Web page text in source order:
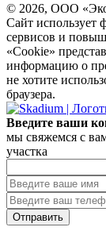
© 2026, ООО
Сайт использует
сервисов и
«Cookie»
информацию о
не хотите
браузера.
Введите ваши
мы свяжемся с
участка
Отправить